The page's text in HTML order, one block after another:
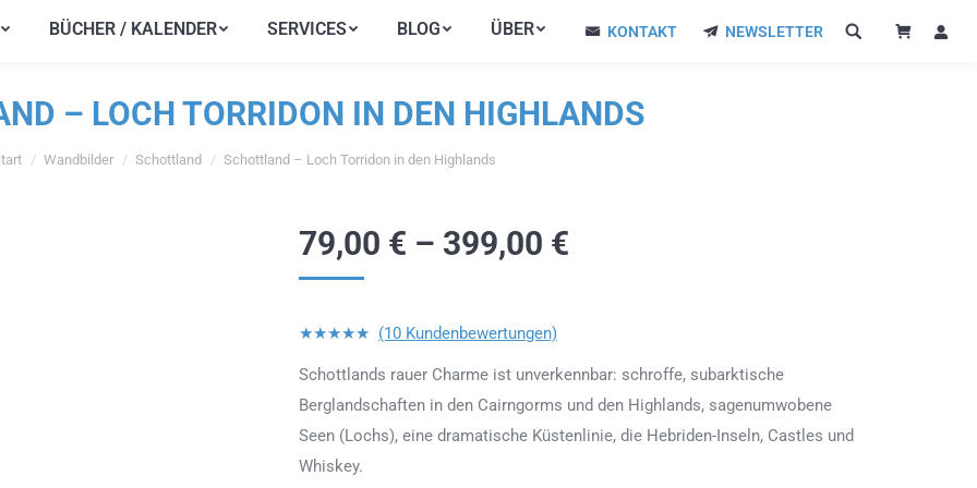
BÜCHER / KALENDER SERVICES BLOG ÜBER KONTAKT NEWSLETTER
– LOCH TORRIDON IN DEN HIGHLANDS
befinden sich hier:
Wandbilder Schottland Schottland – Loch Torridon in den Highlands
79,00 € – 399,00 €
★★★★★ (10 Kundenbewertungen)
Schottlands rauer Charme ist unverkennbar: schroffe, subarktische
Berglandschaften in den Cairngorms und den Highlands, sagenumwobene
Seen (Lochs), eine dramatische Küstenlinie, die Hebriden-Inseln, Castles und
Whiskey.
BÜCHER / KALENDER SERVICES BLOG ÜBER KONTAKT NEWSLETTER